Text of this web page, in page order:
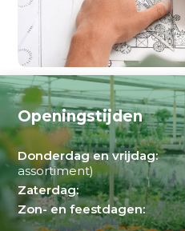
Openingstijden
Donderdag en vrijdag:
assortiment)
Zaterdag:
Zon- en feestdagen: